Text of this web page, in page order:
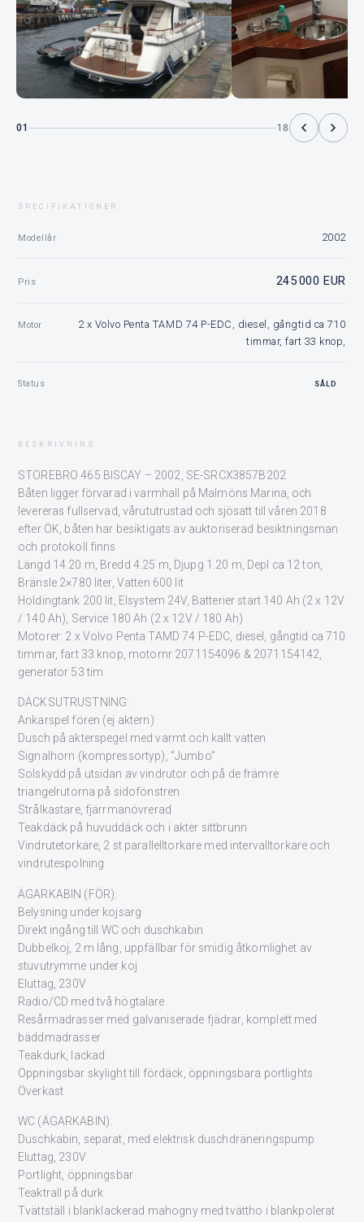
01 18
SPECIFIKATIONER
Modellår 2002
Pris 245 000 EUR
Motor
2 x Volvo Penta TAMD 74 P-EDC, diesel, gångtid ca 710
timmar, fart 33 knop,
Status SÅLD
BESKRIVNING
STOREBRO 465 BISCAY – 2002, SE-SRCX3857B202
Båten ligger förvarad i varmhall på Malmöns Marina, och
levereras fullservad, vårututrustad och sjösatt till våren 2018
efter ÖK, båten har besiktigats av auktoriserad besiktningsman
och protokoll finns
Längd 14.20 m, Bredd 4.25 m, Djupg 1.20 m, Depl ca 12 ton,
Bränsle 2×780 liter, Vatten 600 lit
Holdingtank 200 lit, Elsystem 24V, Batterier start 140 Ah (2 x 12V
/ 140 Ah), Service 180 Ah (2 x 12V / 180 Ah)
Motorer: 2 x Volvo Penta TAMD 74 P-EDC, diesel, gångtid ca 710
timmar, fart 33 knop, motornr 2071154096 & 2071154142,
generator 53 tim
DÄCKSUTRUSTNING:
Ankarspel fören (ej aktern)
Dusch på akterspegel med varmt och kallt vatten
Signalhorn (kompressortyp), ”Jumbo”
Solskydd på utsidan av vindrutor och på de främre
triangelrutorna på sidofönstren
Strålkastare, fjärrmanövrerad
Teakdäck på huvuddäck och i akter sittbrunn
Vindrutetorkare, 2 st parallelltorkare med intervalltorkare och
vindrutespolning
ÄGARKABIN (FÖR):
Belysning under kojsarg
Direkt ingång till WC och duschkabin
Dubbelkoj, 2 m lång, uppfällbar för smidig åtkomlighet av
stuvutrymme under koj
Eluttag, 230V
Radio/CD med två högtalare
Resårmadrasser med galvaniserade fjädrar, komplett med
bäddmadrasser
Teakdurk, lackad
Öppningsbar skylight till fördäck, öppningsbara portlights
Överkast
WC (ÄGARKABIN):
Duschkabin, separat, med elektrisk duschdräneringspump
Eluttag, 230V
Portlight, öppningsbar
Teaktrall på durk
Tvättställ i blanklackerad mahogny med tvättho i blankpolerat